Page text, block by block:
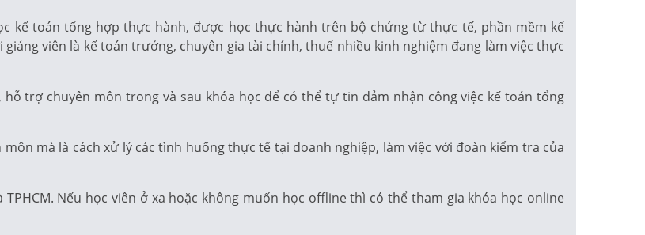
kế toán tổng hợp thực hành, được học thực hành trên bộ chứng từ thực tế, phần mềm kế
viên là kế toán trưởng, chuyên gia tài chính, thuế nhiều kinh nghiệm đang làm việc thực
trợ chuyên môn trong và sau khóa học để có thể tự tin đảm nhận công việc kế toán tổng
mà là cách xử lý các tình huống thực tế tại doanh nghiệp, làm việc với đoàn kiểm tra của
Nếu học viên ở xa hoặc không muốn học offline thì có thể tham gia khóa học online